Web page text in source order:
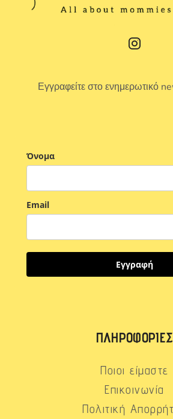
Εγγραφείτε στο ενημερωτικό
Όνομα
Email
Εγγραφή
ΠΛΗΡΟΦΟΡΊΕΣ
Ποιοι είμαστε
Επικοινωνία
Πολιτική